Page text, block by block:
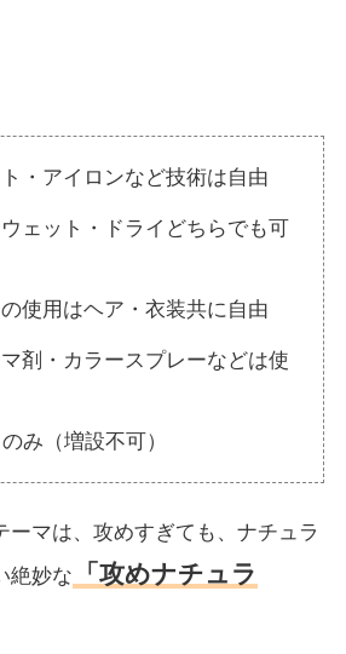
・アイロンなど技術は自由
ェット・ドライどちらでも可
使用はヘア・衣装共に自由
剤・カラースプレーなどは使
み（増設不可）
ーマは、攻めすぎても、ナチュラ
絶妙な
「攻めナチュラ